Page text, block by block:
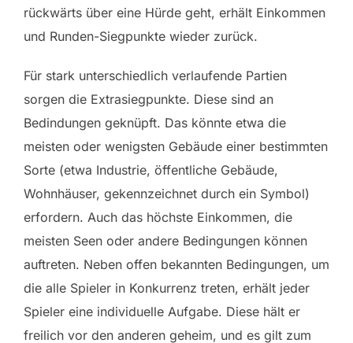
rückwärts über eine Hürde geht, erhält Einkommen
und Runden-Siegpunkte wieder zurück.
Für stark unterschiedlich verlaufende Partien
sorgen die Extrasiegpunkte. Diese sind an
Bedindungen geknüpft. Das könnte etwa die
meisten oder wenigsten Gebäude einer bestimmten
Sorte (etwa Industrie, öffentliche Gebäude,
Wohnhäuser, gekennzeichnet durch ein Symbol)
erfordern. Auch das höchste Einkommen, die
meisten Seen oder andere Bedingungen können
auftreten. Neben offen bekannten Bedingungen, um
die alle Spieler in Konkurrenz treten, erhält jeder
Spieler eine individuelle Aufgabe. Diese hält er
freilich vor den anderen geheim, und es gilt zum